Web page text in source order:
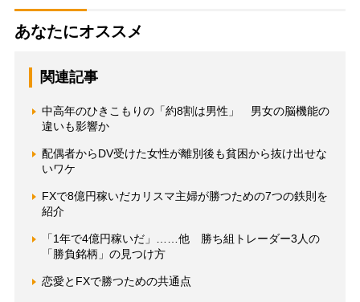
あなたにオススメ
関連記事
中高年のひきこもりの「約8割は男性」 男女の脳機能の
違いも影響か
配偶者からDV受けた女性が離別後も貧困から抜け出せな
いワケ
FXで8億円稼いだカリスマ主婦が勝つための7つの鉄則を
紹介
「1年で4億円稼いだ」……他 勝ち組トレーダー3人の
「勝負銘柄」の見つけ方
恋愛とFXで勝つための共通点